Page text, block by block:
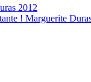
2012
! Marguerite